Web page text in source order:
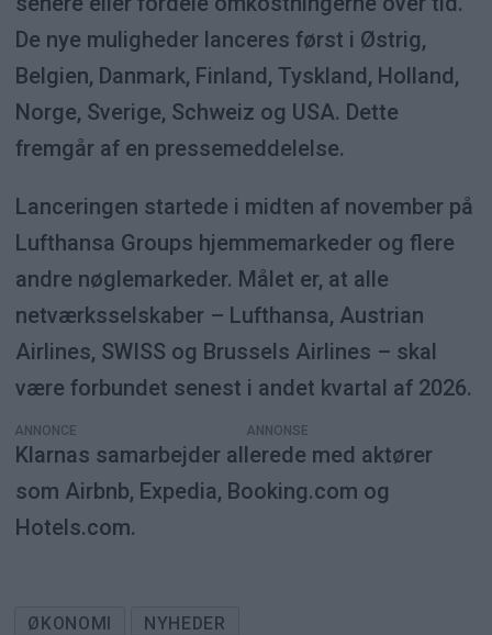
De nye muligheder lanceres først i Østrig,
Belgien, Danmark, Finland, Tyskland, Holland,
Norge, Sverige, Schweiz og USA. Dette
fremgår af en pressemeddelelse.
Lanceringen startede i midten af november på
Lufthansa Groups hjemmemarkeder og flere
andre nøglemarkeder. Målet er, at alle
netværksselskaber – Lufthansa, Austrian
Airlines, SWISS og Brussels Airlines – skal
være forbundet senest i andet kvartal af 2026.
ANNONCE
Klarnas samarbejder allerede med aktører
som Airbnb, Expedia, Booking.com og
Hotels.com.
ØKONOMI NYHEDER